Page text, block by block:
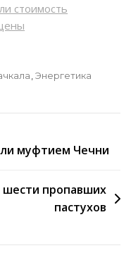
стоимость
Энергетика
муфтием Чечни
шести пропавших
пастухов